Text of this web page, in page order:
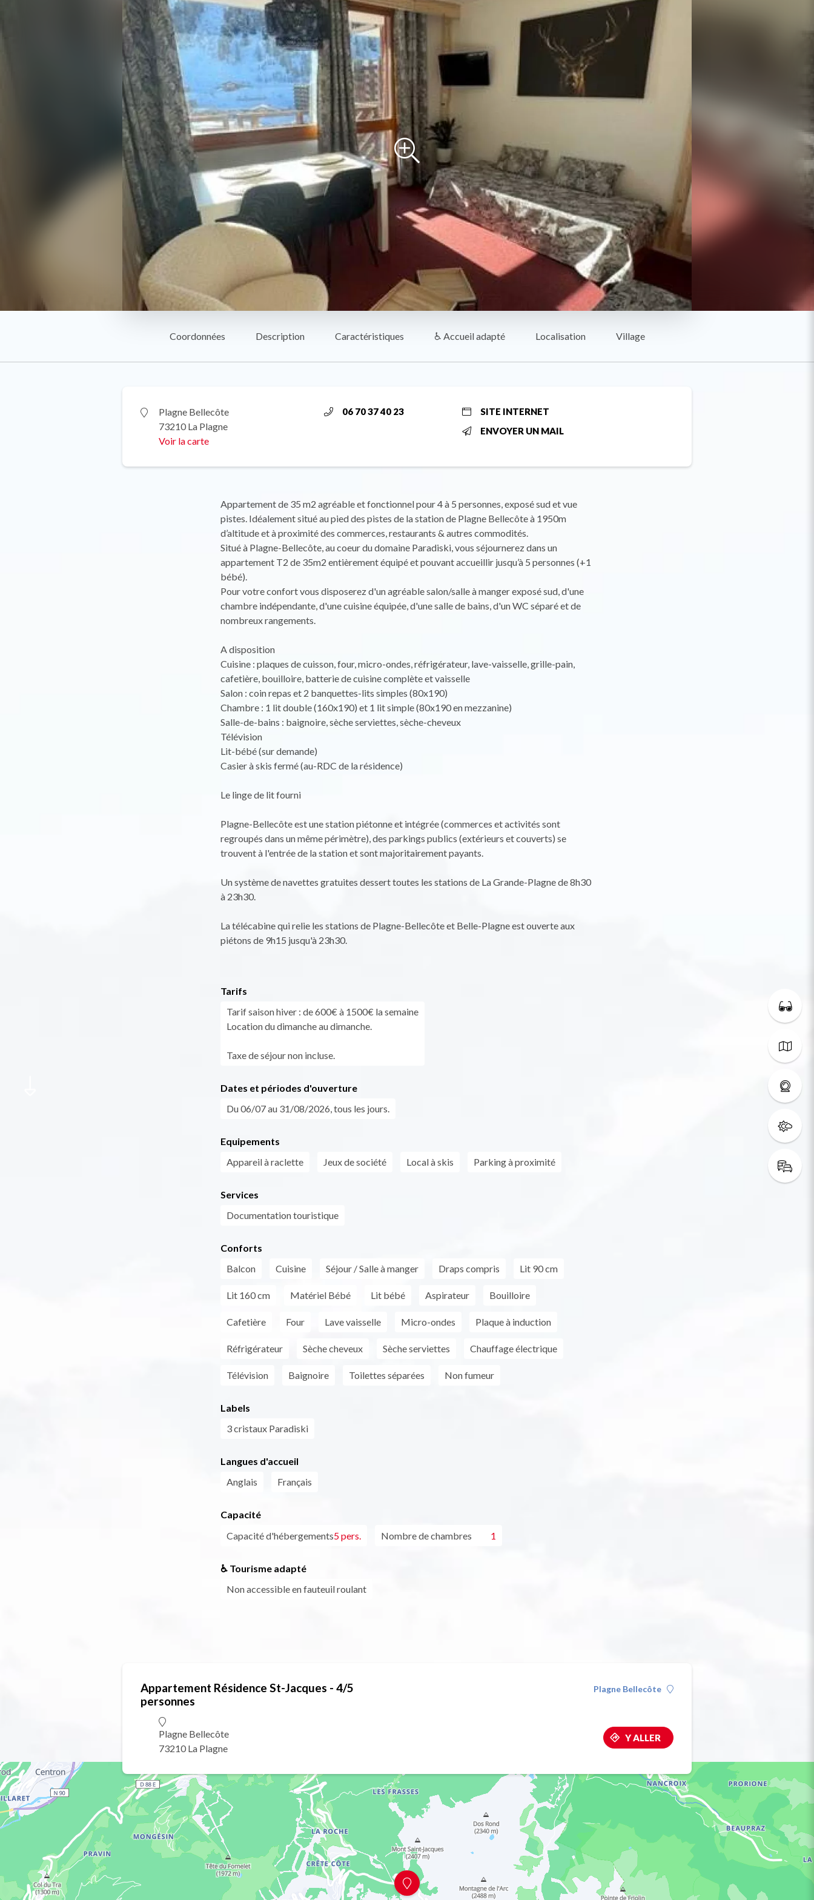
Coordonnées Description Caractéristiques ♿ Accueil adapté Localisation Village
Plagne Bellecôte
73210 La Plagne
Voir la carte
06 70 37 40 23
SITE INTERNET
ENVOYER UN MAIL
Appartement de 35 m2 agréable et fonctionnel pour 4 à 5 personnes, exposé sud et vue
pistes. Idéalement situé au pied des pistes de la station de Plagne Bellecôte à 1950m
d’altitude et à proximité des commerces, restaurants & autres commodités.
Situé à Plagne-Bellecôte, au coeur du domaine Paradiski, vous séjournerez dans un
appartement T2 de 35m2 entièrement équipé et pouvant accueillir jusqu’à 5 personnes (+1
bébé).
Pour votre confort vous disposerez d'un agréable salon/salle à manger exposé sud, d'une
chambre indépendante, d'une cuisine équipée, d'une salle de bains, d'un WC séparé et de
nombreux rangements.
A disposition
Cuisine : plaques de cuisson, four, micro-ondes, réfrigérateur, lave-vaisselle, grille-pain,
cafetière, bouilloire, batterie de cuisine complète et vaisselle
Salon : coin repas et 2 banquettes-lits simples (80x190)
Chambre : 1 lit double (160x190) et 1 lit simple (80x190 en mezzanine)
Salle-de-bains : baignoire, sèche serviettes, sèche-cheveux
Télévision
Lit-bébé (sur demande)
Casier à skis fermé (au-RDC de la résidence)
Le linge de lit fourni
Plagne-Bellecôte est une station piétonne et intégrée (commerces et activités sont
regroupés dans un même périmètre), des parkings publics (extérieurs et couverts) se
trouvent à l'entrée de la station et sont majoritairement payants.
Un système de navettes gratuites dessert toutes les stations de La Grande-Plagne de 8h30
à 23h30.
La télécabine qui relie les stations de Plagne-Bellecôte et Belle-Plagne est ouverte aux
piétons de 9h15 jusqu'à 23h30.
Tarifs
Tarif saison hiver : de 600€ à 1500€ la semaine
Location du dimanche au dimanche.
Taxe de séjour non incluse.
Dates et périodes d'ouverture
Du 06/07 au 31/08/2026, tous les jours.
Equipements
Appareil à raclette
Jeux de société Local à skis Parking à proximité
Services
Documentation touristique
Conforts
Balcon
Cuisine Séjour / Salle à manger Draps compris Lit 90 cm
Lit 160 cm Matériel Bébé Lit bébé Aspirateur Bouilloire
Cafetière Four Lave vaisselle Micro-ondes Plaque à induction
Réfrigérateur Sèche cheveux Sèche serviettes Chauffage électrique
Télévision Baignoire Toilettes séparées Non fumeur
Labels
3 cristaux Paradiski
Langues d'accueil
Anglais
Français
Capacité
Capacité d'hébergements5 pers. Nombre de chambres 1
♿ Tourisme adapté
Non accessible en fauteuil roulant
Appartement Résidence St-Jacques - 4/5
personnes
Plagne Bellecôte
73210 La Plagne
Plagne Bellecôte
Y ALLER